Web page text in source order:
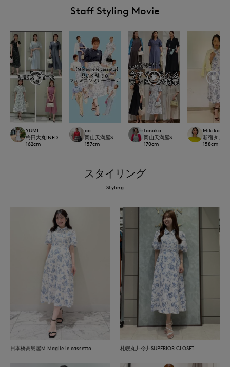
Staff Styling Movie
YUMI
梅田大丸INED
162cm
ao
岡山天満屋SUPERIORCLOSET
157cm
tanaka
岡山天満屋SUPERIORCLOSET
170cm
Mikiko
新宿タカシ
158cm
スタイリング
Styling
日本橋高島屋M Maglie le cassetto 札幌丸井今井SUPERIOR CLOSET